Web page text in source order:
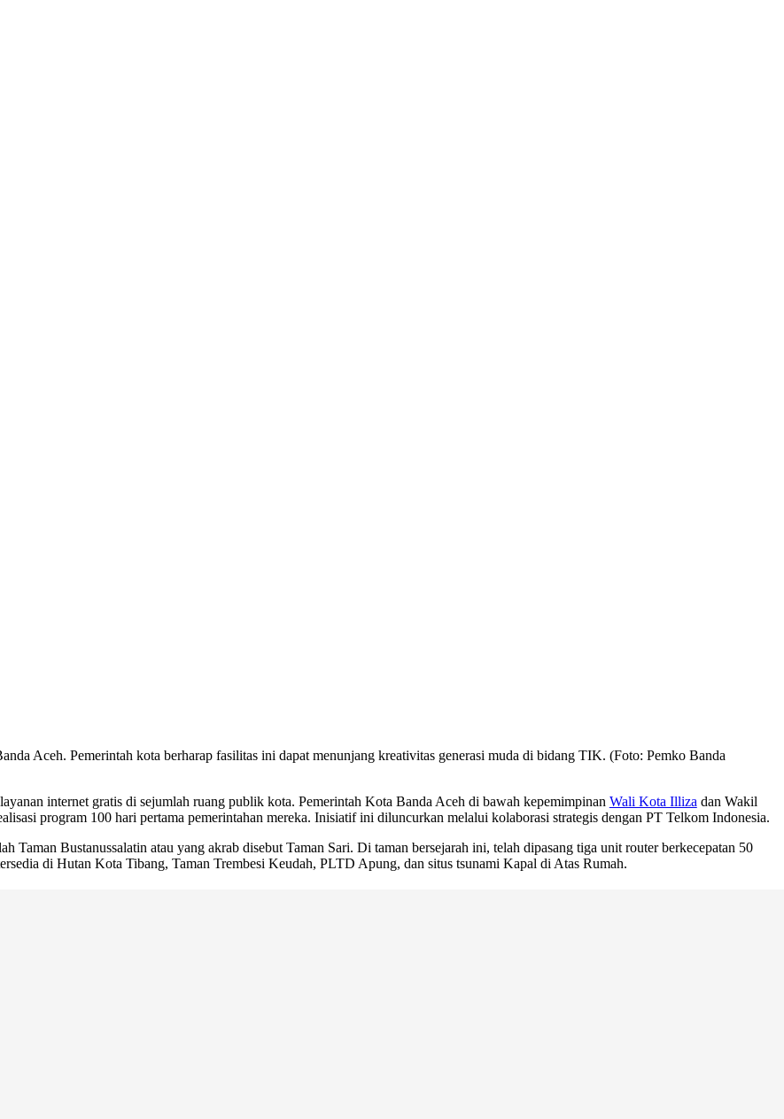
Aceh. Pemerintah kota berharap fasilitas ini dapat menunjang kreativitas generasi muda di bidang TIK. (Foto: Pemko Banda
internet gratis di sejumlah ruang publik kota. Pemerintah Kota Banda Aceh di bawah kepemimpinan Wali Kota Illiza dan Wakil
program 100 hari pertama pemerintahan mereka. Inisiatif ini diluncurkan melalui kolaborasi strategis dengan PT Telkom Indonesia.
Taman Bustanussalatin atau yang akrab disebut Taman Sari. Di taman bersejarah ini, telah dipasang tiga unit router berkecepatan 50
di Hutan Kota Tibang, Taman Trembesi Keudah, PLTD Apung, dan situs tsunami Kapal di Atas Rumah.